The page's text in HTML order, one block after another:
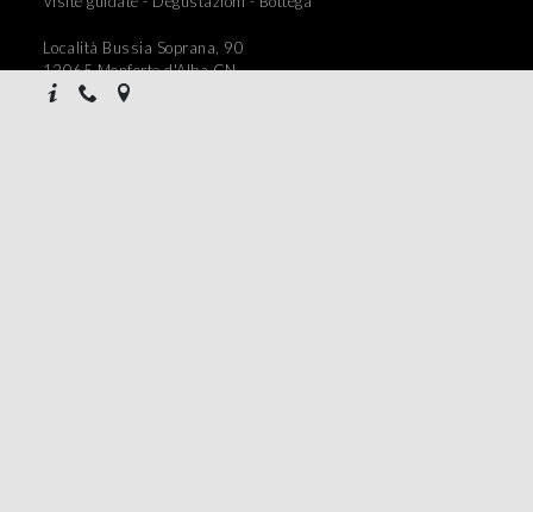
Località Bussia Soprana, 90
12065 Monforte d'Alba CN
Coordinate GPS 44°36'29.2''N 7°57'17.0''E